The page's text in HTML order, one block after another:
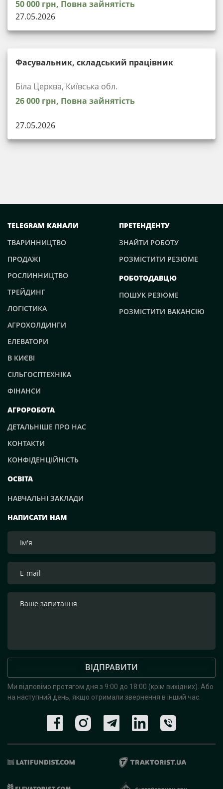
50 000 грн, Повна зайнятість
27.05.2026
Фасувальник, складський працівник
Біла Церква, Київська обл.
26 000 грн, Повна зайнятість
27.05.2026
НАПИСАТИ НАМ
ВІДПРАВИТИ
Ми відповімо протягом дня з 9:00 до 18:00 (крім вихідних). Або
на наступний день, якщо отримали звернення в інший час.
TELEGRAM КАНАЛИ
ТВАРИННИЦТВО
ПРОДАЖІ
РОСЛИННИЦТВО
ТРЕЙДИНГ
ЛОГІСТИКА
АГРОХОЛДИНГИ
ЕЛЕВАТОРИ
В КИЄВІ
СІЛЬГОСПТЕХНІКА
ФІНАНСИ
ПРЕТЕНДЕНТУ
ЗНАЙТИ РОБОТУ
РОЗМІСТИТИ РЕЗЮМЕ
РОБОТОДАВЦЮ
ПОШУК РЕЗЮМЕ
РОЗМІСТИТИ ВАКАНСІЮ
АГРОРОБОТА
ДЕТАЛЬНІШЕ ПРО НАС
КОНТАКТИ
КОНФІДЕНЦІЙНІСТЬ
ОСВІТА
НАВЧАЛЬНІ ЗАКЛАДИ